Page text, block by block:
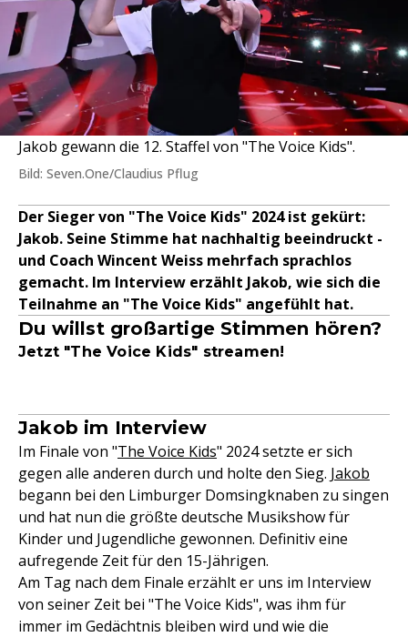
Jakob gewann die 12. Staffel von "The Voice Kids".
Bild: Seven.One/Claudius Pflug
Der Sieger von "The Voice Kids" 2024 ist gekürt:
Jakob. Seine Stimme hat nachhaltig beeindruckt -
und Coach Wincent Weiss mehrfach sprachlos
gemacht. Im Interview erzählt Jakob, wie sich die
Teilnahme an "The Voice Kids" angefühlt hat.
Du willst großartige Stimmen hören?
Jetzt "The Voice Kids" streamen!
Jakob im Interview
Im Finale von "The Voice Kids" 2024 setzte er sich
gegen alle anderen durch und holte den Sieg. Jakob
begann bei den Limburger Domsingknaben zu singen
und hat nun die größte deutsche Musikshow für
Kinder und Jugendliche gewonnen. Definitiv eine
aufregende Zeit für den 15-Jährigen.
Am Tag nach dem Finale erzählt er uns im Interview
von seiner Zeit bei "The Voice Kids", was ihm für
immer im Gedächtnis bleiben wird und wie die